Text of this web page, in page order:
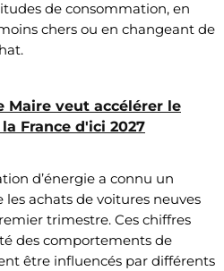
de consommation, en
chers ou en changeant de
Maire veut accélérer le
France d'ici 2027
d’énergie a connu un
achats de voitures neuves
trimestre. Ces chiffres
des comportements de
être influencés par différents